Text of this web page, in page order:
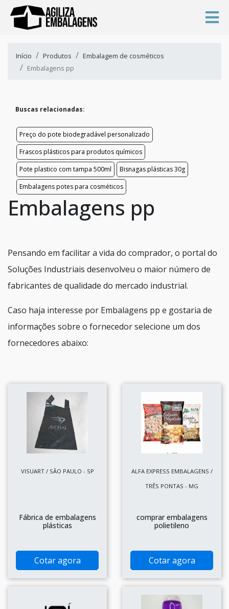
Início Produtos
Embalagem de cosméticos
Embalagens pp
Buscas relacionadas:
Preço do pote biodegradável personalizado
Frascos plásticos para produtos químicos
Pote plastico com tampa 500ml
Bisnagas plásticas 30g
Embalagens potes para cosméticos
Embalagens pp
Pensando em facilitar a vida do comprador, o portal do
Soluções Industriais desenvolveu o maior número de
fabricantes de qualidade do mercado industrial.
Caso haja interesse por Embalagens pp e gostaria de
informações sobre o fornecedor selecione um dos
fornecedores abaixo:
VISUART / SÃO PAULO - SP
Fábrica de embalagens
plásticas
Cotar agora
ALFA EXPRESS EMBALAGENS /
TRÊS PONTAS - MG
comprar embalagens
polietileno
Cotar agora